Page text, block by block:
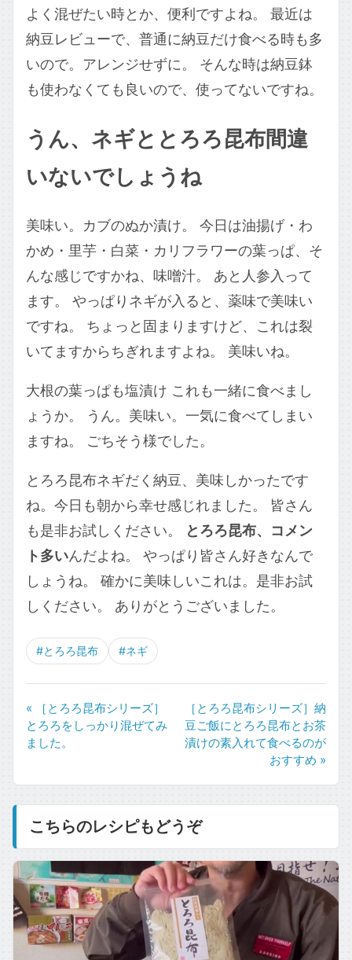
よく混ぜたい時とか、便利ですよね。 最近は
納豆レビューで、普通に納豆だけ食べる時も多
いので。アレンジせずに。 そんな時は納豆鉢
も使わなくても良いので、使ってないですね。
うん、ネギととろろ昆布間違
いないでしょうね
美味い。カブのぬか漬け。 今日は油揚げ・わ
かめ・里芋・白菜・カリフラワーの葉っぱ、そ
んな感じですかね、味噌汁。 あと人参入って
ます。 やっぱりネギが入ると、薬味で美味い
ですね。 ちょっと固まりますけど、これは裂
いてますからちぎれますよね。 美味いね。
大根の葉っぱも塩漬け これも一緒に食べまし
ょうか。 うん。美味い。一気に食べてしまい
ますね。 ごちそう様でした。
とろろ昆布ネギだく納豆、美味しかったです
ね。今日も朝から幸せ感じれました。 皆さん
も是非お試しください。
とろろ昆布、コメン
ト多いんだよね。 やっぱり皆さん好きなんで
しょうね。 確かに美味しいこれは。是非お試
しください。 ありがとうございました。
#とろろ昆布 #ネギ
« ［とろろ昆布シリーズ］
とろろをしっかり混ぜてみ
ました。
［とろろ昆布シリーズ］納
豆ご飯にとろろ昆布とお茶
漬けの素入れて食べるのが
おすすめ »
こちらのレシピもどうぞ